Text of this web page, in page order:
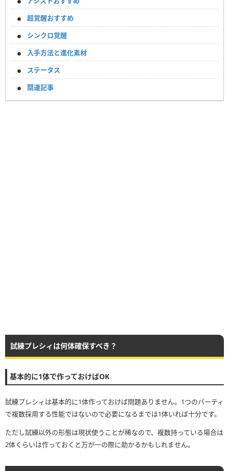
超覚醒おすすめ
シンクロ覚醒
入手方法と進化素材
ステータス
関連記事
試練プレシィは何体確保すべき？
基本的に1体で作っておけばOK
試練プレシィは基本的に1体作っておけば問題ありません。1つのパーティ
で複数採用する性能ではないので必要になるまでは1体いれば十分です。
ただし試練以外の形態は現状使うことが稀なので、複数持っている場合は
2体くらいは作っておくと万が一の際に助かるかもしれません。